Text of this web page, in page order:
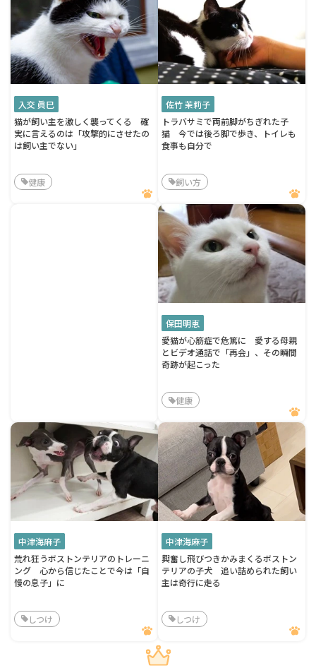
入交 眞巳
猫が飼い主を激しく襲ってくる 確
実に言えるのは「攻撃的にさせたの
は飼い主でない」
健康
佐竹 茉莉子
トラバサミで両前脚がちぎれた子
猫 今では後ろ脚で歩き、トイレも
食事も自分で
飼い方
保田明恵
愛猫が心筋症で危篤に 愛する母親
とビデオ通話で「再会」、その瞬間
奇跡が起こった
健康
中津海麻子
荒れ狂うボストンテリアのトレーニ
ング 心から信じたことで今は「自
慢の息子」に
しつけ
中津海麻子
興奮し飛びつきかみまくるボストン
テリアの子犬 追い詰められた飼い
主は奇行に走る
しつけ